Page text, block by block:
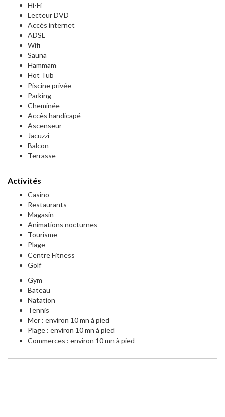
Hi-Fi
Lecteur DVD
Accès internet
ADSL
Wifi
Sauna
Hammam
Hot Tub
Piscine privée
Parking
Cheminée
Accès handicapé
Ascenseur
Jacuzzi
Balcon
Terrasse
Activités
Casino
Restaurants
Magasin
Animations nocturnes
Tourisme
Plage
Centre Fitness
Golf
Gym
Bateau
Natation
Tennis
Mer : environ 10 mn à pied
Plage : environ 10 mn à pied
Commerces : environ 10 mn à pied